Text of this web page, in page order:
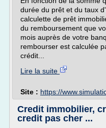
durée du prêt et du taux
calculette de prêt
du remboursement que
mois auprès de votre
rembourser est calculée
crédit...
Lire la suite
Site : https://
Credit immobilier,
credit pas cher ...